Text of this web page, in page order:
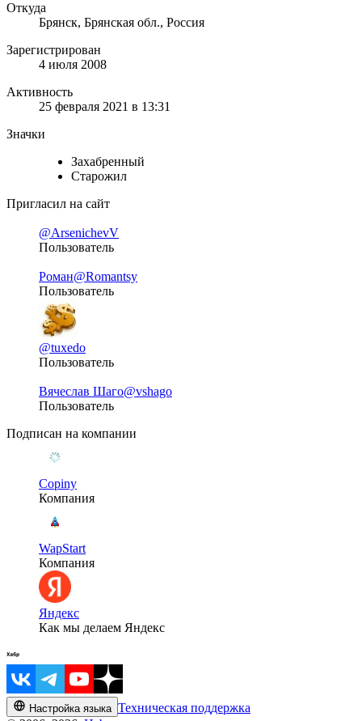
Откуда
Брянск, Брянская обл., Россия
Зарегистрирован
4 июля 2008
Активность
25 февраля 2021 в 13:31
Значки
Захабренный
Старожил
Пригласил на сайт
@ArsenichevV
Пользователь
Роман@Romantsy
Пользователь
@tuxedo
Пользователь
Вячеслав Шаго@vshago
Пользователь
Подписан на компании
Copiny
Компания
WapStart
Компания
Яндекс
Как мы делаем Яндекс
Настройка языка Техническая поддержка